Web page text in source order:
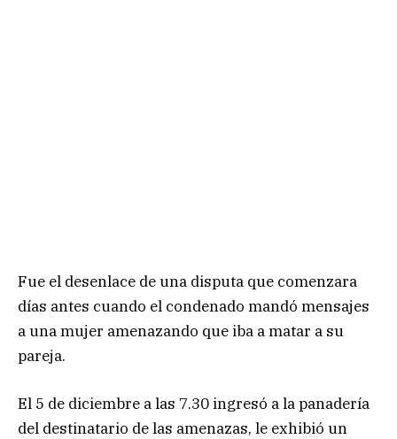
Fue el desenlace de una disputa que comenzara
días antes cuando el condenado mandó mensajes
a una mujer amenazando que iba a matar a su
pareja.
El 5 de diciembre a las 7.30 ingresó a la panadería
del destinatario de las amenazas, le exhibió un